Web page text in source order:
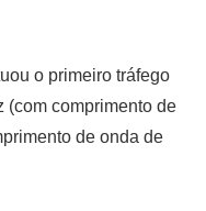
o primeiro tráfego
(com comprimento de
de onda de